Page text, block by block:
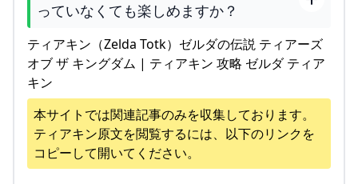
っていなくても楽しめますか？
ティアキン（Zelda Totk）ゼルダの伝説 ティアーズ
オブ ザ キングダム | ティアキン 攻略 ゼルダ ティア
キン
本サイトでは関連記事のみを収集しております。
ティアキン原文を閲覧するには、以下のリンクを
コピーして開いてください。